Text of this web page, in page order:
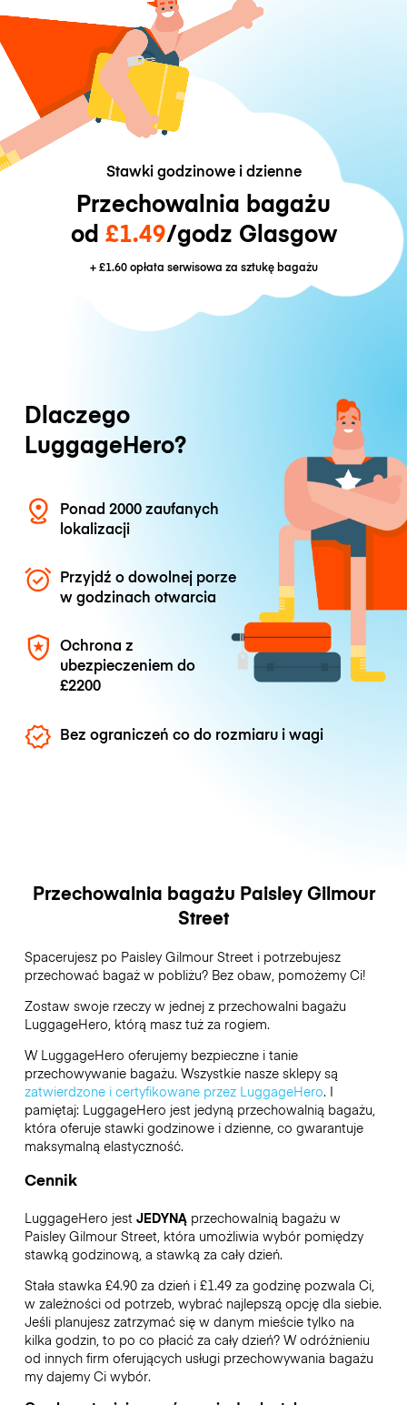
Stawki godzinowe i dzienne
Przechowalnia bagażu
od £1.49/godz Glasgow
+£1.60opłata serwisowa za sztukę bagażu
Dlaczego
LuggageHero?
Ponad 2000 zaufanych
lokalizacji
Przyjdź o dowolnej porze
w godzinach otwarcia
Ochrona z
ubezpieczeniem do
£2200
Bez ograniczeń co do rozmiaru i wagi
Przechowalnia bagażu Paisley Gilmour
Street
Spacerujesz po Paisley Gilmour Street i potrzebujesz
przechować bagaż w pobliżu? Bez obaw, pomożemy Ci!
Zostaw swoje rzeczy w jednej z przechowalni bagażu
LuggageHero, którą masz tuż za rogiem.
W LuggageHero oferujemy bezpieczne i tanie
przechowywanie bagażu. Wszystkie nasze sklepy są
zatwierdzone i certyfikowane przez LuggageHero. I
pamiętaj: LuggageHero jest jedyną przechowalnią bagażu,
która oferuje stawki godzinowe i dzienne, co gwarantuje
maksymalną elastyczność.
Cennik
LuggageHero jest JEDYNĄprzechowalnią bagażu w
Paisley Gilmour Street, która umożliwia wybór pomiędzy
stawką godzinową, a stawką za cały dzień.
Stała stawka £4.90 za dzień i £1.49 za godzinę pozwala Ci,
w zależności od potrzeb, wybrać najlepszą opcję dla siebie.
Jeśli planujesz zatrzymać się w danym mieście tylko na
kilka godzin, to po co płacić za cały dzień? W odróżnieniu
od innych firm oferujących usługi przechowywania bagażu
my dajemy Ci wybór.